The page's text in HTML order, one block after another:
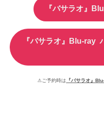
『バサラオ』
『バサラオ』Blu-ray
⚠ご予約時は 『バサラオ』